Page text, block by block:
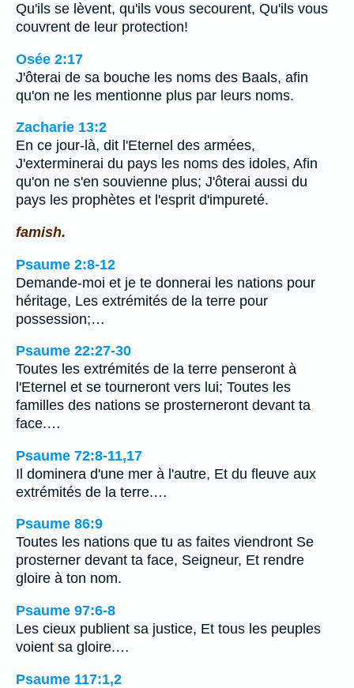
Qu'ils se lèvent, qu'ils vous secourent, Qu'ils vous
couvrent de leur protection!
Osée 2:17
J'ôterai de sa bouche les noms des Baals, afin
qu'on ne les mentionne plus par leurs noms.
Zacharie 13:2
En ce jour-là, dit l'Eternel des armées,
J'exterminerai du pays les noms des idoles, Afin
qu'on ne s'en souvienne plus; J'ôterai aussi du
pays les prophètes et l'esprit d'impureté.
famish.
Psaume 2:8-12
Demande-moi et je te donnerai les nations pour
héritage, Les extrémités de la terre pour
possession;…
Psaume 22:27-30
Toutes les extrémités de la terre penseront à
l'Eternel et se tourneront vers lui; Toutes les
familles des nations se prosterneront devant ta
face.…
Psaume 72:8-11,17
Il dominera d'une mer à l'autre, Et du fleuve aux
extrémités de la terre.…
Psaume 86:9
Toutes les nations que tu as faites viendront Se
prosterner devant ta face, Seigneur, Et rendre
gloire à ton nom.
Psaume 97:6-8
Les cieux publient sa justice, Et tous les peuples
voient sa gloire.…
Psaume 117:1,2